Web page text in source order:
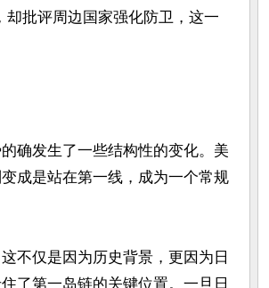
批评周边国家强化防卫，这一
确发生了一些结构性的变化。美
成是站在第一线，成为一个常规
不仅是因为历史背景，更因为日
了第一岛链的关键位置。一旦日